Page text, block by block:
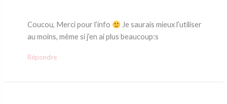
Coucou, Merci pour l’info
Je saurais mieux l’utiliser
au moins, même si j’en ai plus beaucoup:s
Répondre